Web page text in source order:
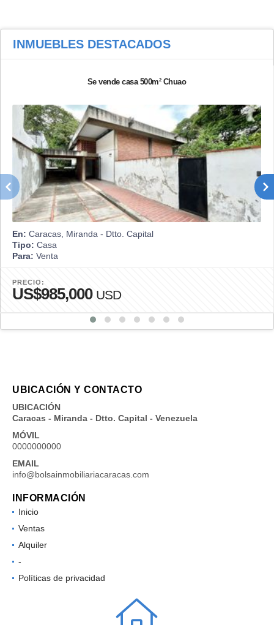
INMUEBLES DESTACADOS
Se vende casa 500m² Chuao
En: Caracas, Miranda - Dtto. Capital
Tipo: Casa
Para: Venta
PRECIO:
US$985,000 USD
UBICACIÓN Y CONTACTO
UBICACIÓN
Caracas - Miranda - Dtto. Capital - Venezuela
MÓVIL
0000000000
EMAIL
info@bolsainmobiliariacaracas.com
INFORMACIÓN
Inicio
Ventas
Alquiler
-
Políticas de privacidad